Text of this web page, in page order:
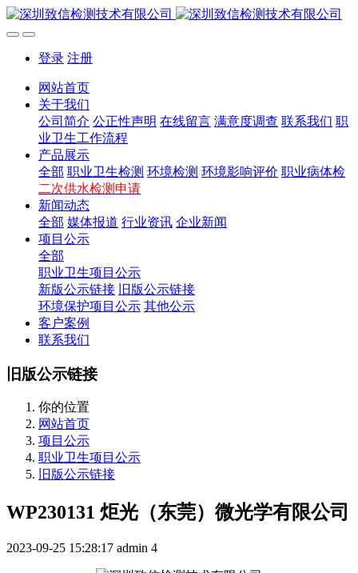
登录 注册
网站首页
关于我们
公司简介 公正性声明 在线留言 满意度调查 联系我们 职
业卫生工作流程
产品展示
全部 职业卫生检测 环境检测 环境影响评价 职业病体检
二次供水检测申请
新闻动态
全部 媒体报道 行业资讯 企业新闻
项目公示
全部
职业卫生项目公示
新版公示链接
旧版公示链接
环境保护项目公示 其他公示
客户案例
联系我们
旧版公示链接
你的位置
网站首页
项目公示
职业卫生项目公示
旧版公示链接
WP230131 炬光（东莞）微光学有限公司
2023-09-25 15:28:17 admin 4